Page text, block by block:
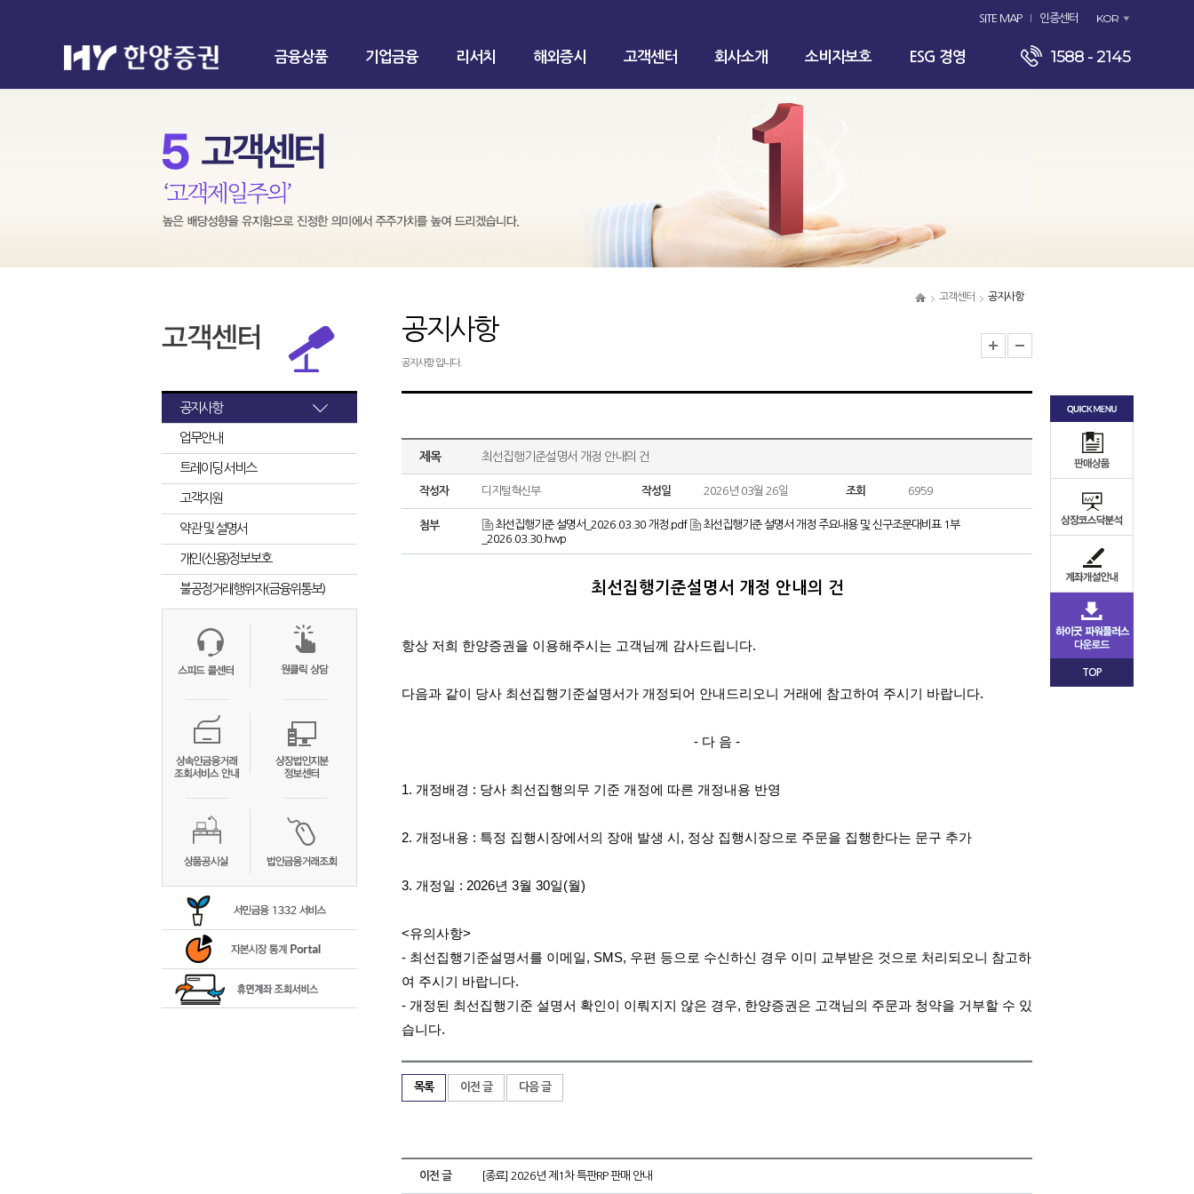
SITE MAP 인증센터 KOR
금융상품 기업금융 리서치 해외증시 고객센터 회사소개 소비자보호 ESG 경영 1588 - 2145
고객센터 공지사항
공지사항
업무안내
트레이딩 서비스
고객지원
약관 및 설명서
개인(신용)정보보호
불공정거래행위자(금융위통보)
공지사항
공지사항 입니다.
제목 최선집행기준설명서 개정 안내의 건
작성자 디지털혁신부 작성일 2026년 03월 26일 조회 6959
첨부 최선집행기준 설명서_2026.03.30 개정.pdf
최선집행기준 설명서 개정 주요내용 및 신구조문대비표 1부
_2026.03.30.hwp
최선집행기준설명서 개정 안내의 건
항상 저희 한양증권을 이용해주시는 고객님께 감사드립니다.
다음과 같이 당사 최선집행기준설명서가 개정되어 안내드리오니 거래에 참고하여 주시기 바랍니다.
- 다 음 -
1. 개정배경 : 당사 최선집행의무 기준 개정에 따른 개정내용 반영
2. 개정내용 : 특정 집행시장에서의 장애 발생 시 , 정상 집행시장으로 주문을 집행한다는 문구 추가
3. 개정일 : 2026년 3월 30일(월)
<유의사항>
- 최선집행기준설명서를 이메일, SMS, 우편 등으로 수신하신 경우 이미 교부받은 것으로 처리되오니 참고하
여 주시기 바랍니다.
- 개정된 최선집행기준 설명서 확인이 이뤄지지 않은 경우, 한양증권은 고객님의 주문과 청약을 거부할 수 있
습니다.
목록 이전 글 다음 글
이전 글 [종료] 2026년 제1차 특판RP 판매 안내
TOP